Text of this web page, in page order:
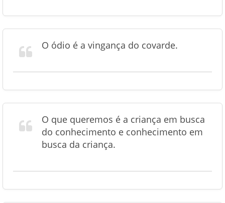
O ódio é a vingança do covarde.
O que queremos é a criança em busca
do conhecimento e conhecimento em
busca da criança.